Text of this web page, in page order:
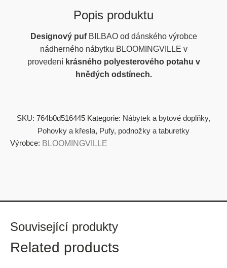
Popis produktu
Designový pufBILBAOod dánského výrobce
nádherného nábytku BLOOMINGVILLE v
provedení krásného polyesterového potahu v
hnědých odstínech.
SKU: 764b0d516445 Kategorie: Nábytek a bytové doplňky,
Pohovky a křesla, Pufy, podnožky a taburetky
Výrobce: BLOOMINGVILLE
Související produkty
Related products